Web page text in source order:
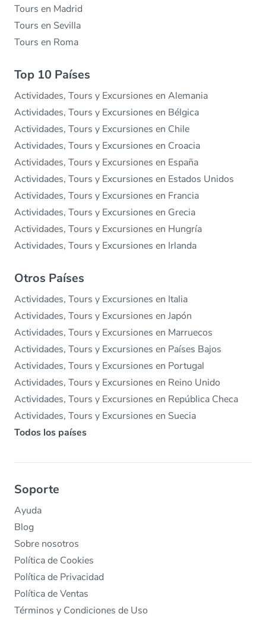
Tours en Madrid
Tours en Sevilla
Tours en Roma
Top 10 Países
Actividades, Tours y Excursiones en Alemania
Actividades, Tours y Excursiones en Bélgica
Actividades, Tours y Excursiones en Chile
Actividades, Tours y Excursiones en Croacia
Actividades, Tours y Excursiones en España
Actividades, Tours y Excursiones en Estados Unidos
Actividades, Tours y Excursiones en Francia
Actividades, Tours y Excursiones en Grecia
Actividades, Tours y Excursiones en Hungría
Actividades, Tours y Excursiones en Irlanda
Otros Países
Actividades, Tours y Excursiones en Italia
Actividades, Tours y Excursiones en Japón
Actividades, Tours y Excursiones en Marruecos
Actividades, Tours y Excursiones en Países Bajos
Actividades, Tours y Excursiones en Portugal
Actividades, Tours y Excursiones en Reino Unido
Actividades, Tours y Excursiones en República Checa
Actividades, Tours y Excursiones en Suecia
Todos los países
Soporte
Ayuda
Blog
Sobre nosotros
Política de Cookies
Política de Privacidad
Política de Ventas
Términos y Condiciones de Uso